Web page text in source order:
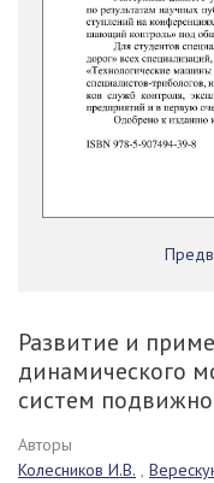
Развитие и
динамического
систем
Авторы
Колесников И.В. ,